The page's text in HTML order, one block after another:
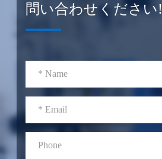
問い合わせください!